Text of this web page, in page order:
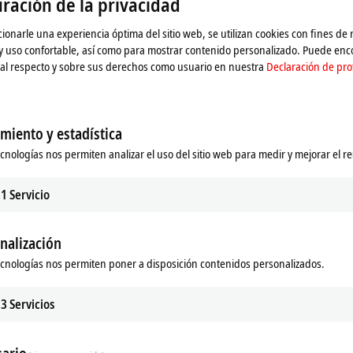
para familiarizar a nuestros clientes con nuestros productos y
ofrecemos a nivel mundial en nuestras filiales locales y, por lo tanto,
en las diferentes páginas de detalles:
una experiencia óptima del sitio web, se utilizan cookies con fines de
uso confortable, así como para mostrar contenido personalizado. Puede
respecto y sobre sus derechos como usuario en nuestra Declaración de
y estadística
nos permiten analizar el uso del sitio web para medir y mejorar el
1 Servicio
nos permiten poner a disposición contenidos personalizados.
3Servicios